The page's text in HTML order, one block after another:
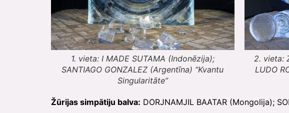
1. vieta: I MADE SUTAMA (Indonēzija);
SANTIAGO GONZALEZ (Argentīna) “Kvantu
Singularitāte”
2. vieta:
LUDO
Žūrijas simpātiju balva: DORJNAMJIL BAATAR (Mongolija);